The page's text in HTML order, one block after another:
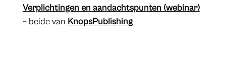
Verplichtingen en aandachtspunten (webinar)
– beide van KnopsPublishing